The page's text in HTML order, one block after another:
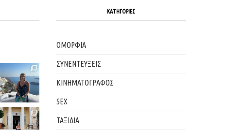
ΚΑΤΗΓΟΡΙΕΣ
ΟΜΟΡΦΙΑ
ΣΥΝΕΝΤΕΥΞΕΙΣ
ΚΙΝΗΜΑΤΟΓΡΑΦΟΣ
SEX
ΤΑΞΙΔΙΑ